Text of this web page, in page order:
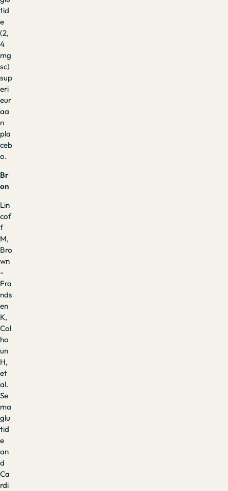
tid
e
(2,
4
mg
sc)
sup
eri
eur
aa
n
pla
ceb
o.
Br
on
Lin
cof
f
M,
Bro
wn
-
Fra
nds
en
K,
Col
ho
un
H,
et
al.
Se
ma
glu
tid
e
an
d
Ca
rdi